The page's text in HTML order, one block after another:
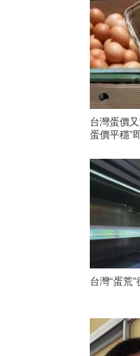
台灣蛋價
蛋價平穩”
台灣“蛋荒